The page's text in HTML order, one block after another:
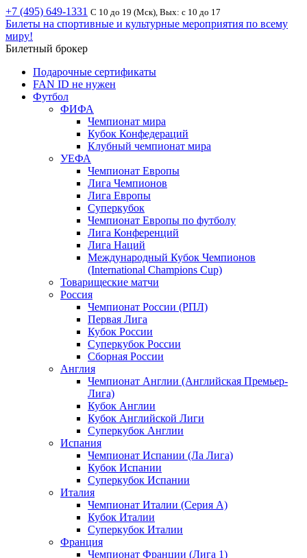
+7 (495) 649-1331 С 10 до 19 (Мск), Вых: с 10 до 17
Билеты на спортивные и культурные мероприятия по всему
миру!
Билетный брокер
Подарочные сертификаты
FAN ID не нужен
Футбол
ФИФА
Чемпионат мира
Кубок Конфедераций
Клубный чемпионат мира
УЕФА
Чемпионат Европы
Лига Чемпионов
Лига Европы
Суперкубок
Чемпионат Европы по футболу
Лига Конференций
Лига Наций
Международный Кубок Чемпионов
(International Champions Cup)
Товарищеские матчи
Россия
Чемпионат России (РПЛ)
Первая Лига
Кубок России
Суперкубок России
Сборная России
Англия
Чемпионат Англии (Английская Премьер-
Лига)
Кубок Англии
Кубок Английской Лиги
Суперкубок Англии
Испания
Чемпионат Испании (Ла Лига)
Кубок Испании
Суперкубок Испании
Италия
Чемпионат Италии (Серия А)
Кубок Италии
Суперкубок Италии
Франция
Чемпионат Франции (Лига 1)